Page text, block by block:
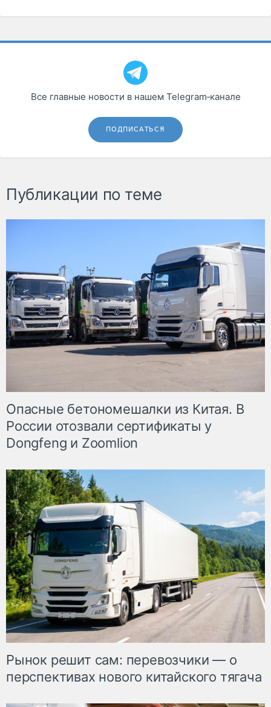
Все главные новости в нашем Telegram‑канале
ПОДПИСАТЬСЯ
Публикации по теме
Опасные бетономешалки из Китая. В
России отозвали сертификаты у
Dongfeng и Zoomlion
Рынок решит сам: перевозчики — о
перспективах нового китайского тягача